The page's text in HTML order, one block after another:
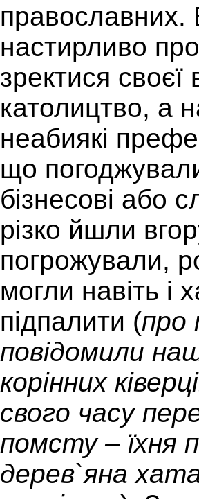
православних.
настирливо
зректися своєї
католицтво, а
неабиякі
що
бізнесові або
різко йшли
погрожували,
могли навіть і
підпалити (про
повідомили
корінних
свого часу
помсту – їхня
дерев`яна